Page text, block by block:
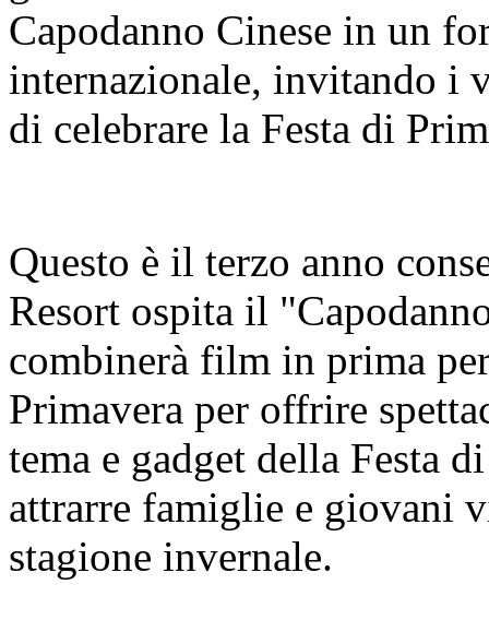
Capodanno Cinese in un
internazionale, invitando i
di celebrare la Festa di
Questo è il terzo anno
Resort ospita il
combinerà film in prima
Primavera per offrire
tema e gadget della Festa
attrarre famiglie e giovani
stagione invernale.